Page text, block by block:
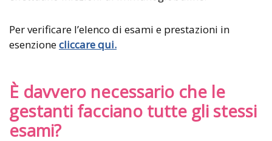
Per verificare l’elenco di esami e prestazioni in
esenzionecliccare qui.
È davvero necessario che le
gestanti facciano tutte gli stessi
esami?